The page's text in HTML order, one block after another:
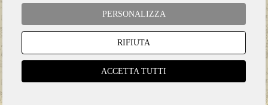
Anno:2025
PERSONALIZZA
RIFIUTA
ACCETTA TUTTI